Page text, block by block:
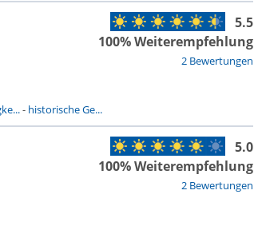
2 Bewertungen
5.5
100% Weiterempfehlung
- historische Ge...
2 Bewertungen
5.0
100% Weiterempfehlung